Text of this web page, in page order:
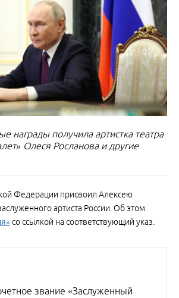
награды получила артистка театра
Олеся Росланова и другие
Федерации присвоил Алексею
артиста России. Об этом
со ссылкой на соответствующий указ.
звание «Заслуженный